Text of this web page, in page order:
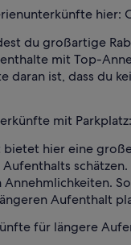
hier:
du großartige
mit Top-
daran ist, dass du
mit
hier eine
Aufenthalt
für längere